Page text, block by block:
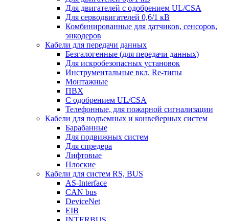
Для двигателей с одобрением UL/CSA
Для серводвигателей 0,6/1 кВ
Комбинированные для датчиков, cенсоров,
энкодеров
Кабели для передачи данных
Безгалогенные (для передачи данных)
Для искробезопасных установок
Инструментальные вкл. Re-типы
Монтажные
ПВХ
С одобрением UL/CSA
Телефонные, для пожарной сигнализации
Кабели для подъемных и конвейерных систем
Барабанные
Для подвижных систем
Для спредера
Лифтовые
Плоские
Кабели для систем RS, BUS
AS-Interface
CAN bus
DeviceNet
EIB